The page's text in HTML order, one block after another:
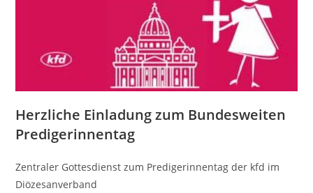
Herzliche Einladung zum Bundesweiten
Predigerinnentag
Zentraler Gottesdienst zum Predigerinnentag der kfd im
Diözesanverband